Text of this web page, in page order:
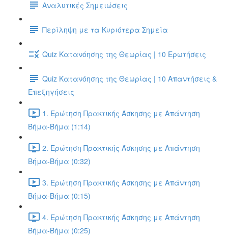
Αναλυτικές Σημειώσεις
Περίληψη με τα Κυριότερα Σημεία
Quiz Κατανόησης της Θεωρίας | 10 Ερωτήσεις
Quiz Κατανόησης της Θεωρίας | 10 Απαντήσεις &
Επεξηγήσεις
1. Ερώτηση Πρακτικής Άσκησης με Απάντηση
Βήμα-Βήμα (1:14)
2. Ερώτηση Πρακτικής Άσκησης με Απάντηση
Βήμα-Βήμα (0:32)
3. Ερώτηση Πρακτικής Άσκησης με Απάντηση
Βήμα-Βήμα (0:15)
4. Ερώτηση Πρακτικής Άσκησης με Απάντηση
Βήμα-Βήμα (0:25)